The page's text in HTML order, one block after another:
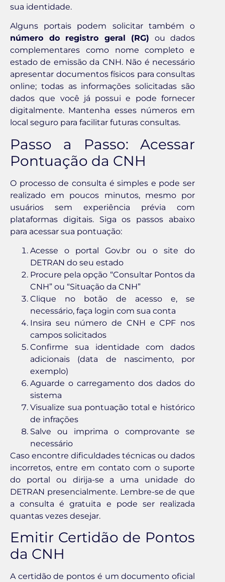
sua identidade.
Alguns portais podem solicitar também o
número do registro geral (RG) ou dados
complementares como nome completo e
estado de emissão da CNH. Não é necessário
apresentar documentos físicos para consultas
online; todas as informações solicitadas são
dados que você já possui e pode fornecer
digitalmente. Mantenha esses números em
local seguro para facilitar futuras consultas.
Passo a Passo: Acessar
Pontuação da CNH
O processo de consulta é simples e pode ser
realizado em poucos minutos, mesmo por
usuários sem experiência prévia com
plataformas digitais. Siga os passos abaixo
para acessar sua pontuação:
Acesse o portal Gov.br ou o site do
DETRAN do seu estado
Procure pela opção “Consultar Pontos da
CNH” ou “Situação da CNH”
Clique no botão de acesso e, se
necessário, faça login com sua conta
Insira seu número de CNH e CPF nos
campos solicitados
Confirme sua identidade com dados
adicionais (data de nascimento, por
exemplo)
Aguarde o carregamento dos dados do
sistema
Visualize sua pontuação total e histórico
de infrações
Salve ou imprima o comprovante se
necessário
Caso encontre dificuldades técnicas ou dados
incorretos, entre em contato com o suporte
do portal ou dirija-se a uma unidade do
DETRAN presencialmente. Lembre-se de que
a consulta é gratuita e pode ser realizada
quantas vezes desejar.
Emitir Certidão de Pontos
da CNH
A certidão de pontos é um documento oficial